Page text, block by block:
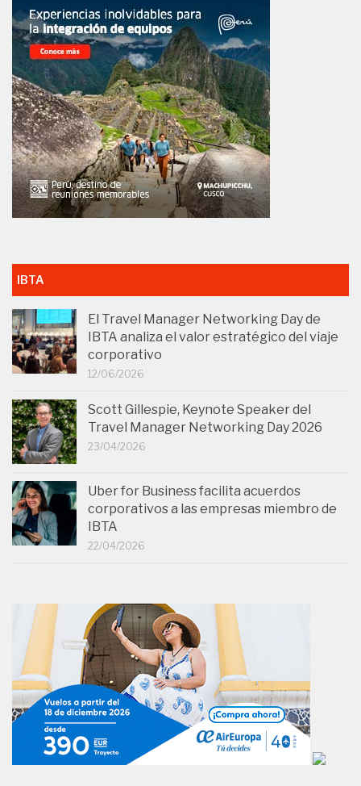
IBTA
El Travel Manager Networking Day de
IBTA analiza el valor estratégico del viaje
corporativo
12/06/2026
Scott Gillespie, Keynote Speaker del
Travel Manager Networking Day 2026
23/04/2026
Uber for Business facilita acuerdos
corporativos a las empresas miembro de
IBTA
22/04/2026